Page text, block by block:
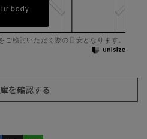
body
ご検討いただく際の目安となります。